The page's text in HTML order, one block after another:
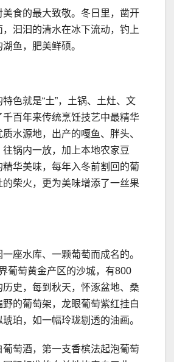
食的最大致敬。冬日里，凿开
汩汩的清水在冰下流动，钓上
鱼，肥美鲜硕。
色就是“土”，土锅、土灶、文
千百年来传统烹饪技艺中最精华
水源地，出产的嘎鱼、胖头、
锅内一放，加上本地农家豆
精华美味，每年入冬前割回的葡
柴火，更为美味增添了一丝果
座水库、一颗葡萄而成名的。
葡萄黄金产区的沙城，有800
历史，每到秋天，怀涿盆地、桑
的葡萄架，龙眼葡萄紫红挂白
珀，如一幅玲珑剔透的油画。
葡萄酒，第一支香槟法起泡葡萄